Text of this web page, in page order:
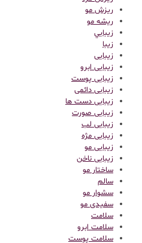
ریزش مو
ریشه مو
زيبايي
زیبا
زیبایی
زیبایی ابرو
زیبایی پوست
زیبایی دائمی
زیبایی دست ها
زیبایی صورت
زیبایی لب
زیبایی مژه
زیبایی مو
زیبایی ناخن
ساختار مو
سالم
سشوار مو
سفیدی مو
سلامت
سلامت ابرو
سلامت پوست